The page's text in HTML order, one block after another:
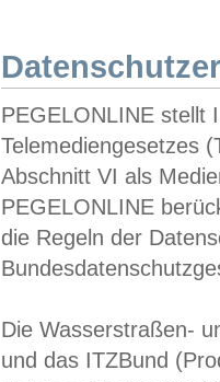
PEGELONLINE stellt
Telemediengesetzes
Abschnitt VI als
PEGELONLINE
die Regeln der
Die Wasserstraßen-
und das ITZBund